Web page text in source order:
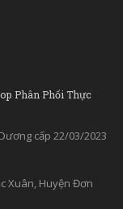
Phân Phối Thực
cấp 22/03/2023
Xuân, Huyện Đơn